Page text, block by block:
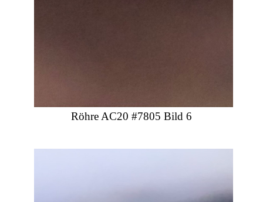
Röhre AC20 #7805 Bild 6